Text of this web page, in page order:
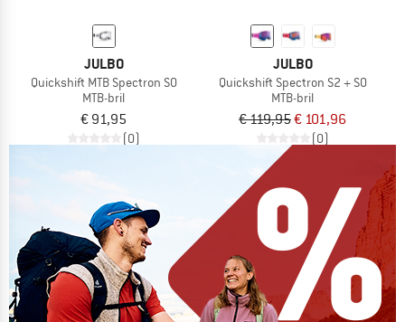
JULBO
Quickshift MTB Spectron S0
MTB-bril
€ 91,95
(0)
JULBO
Quickshift Spectron S2 + S0
MTB-bril
€ 119,95€ 101,96
(0)